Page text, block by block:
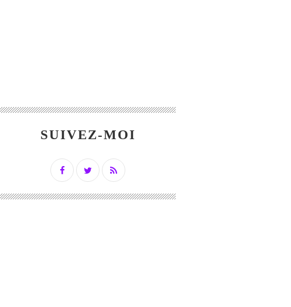
SUIVEZ-MOI